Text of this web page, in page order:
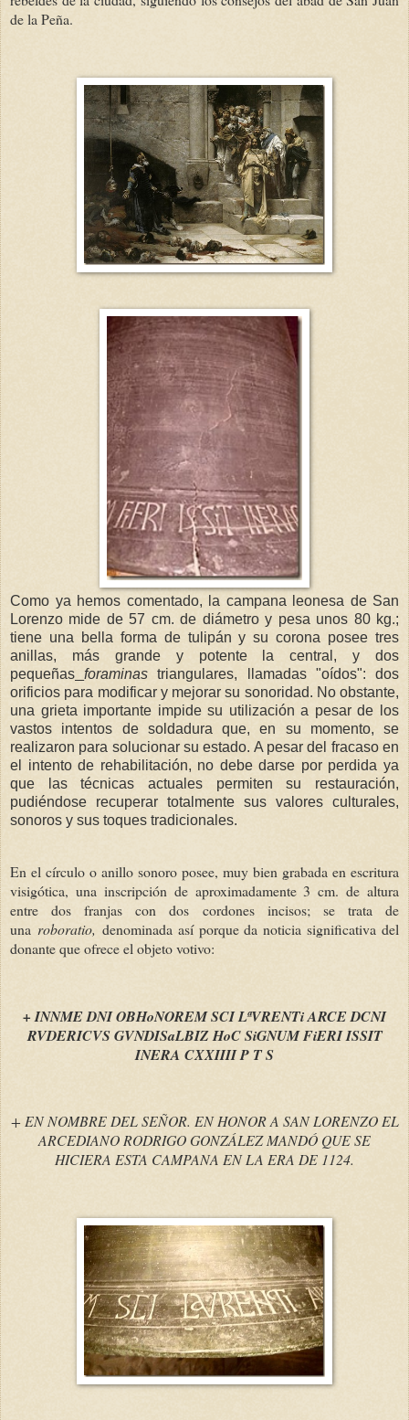
de la Peña.
Como ya hemos comentado, la campana leonesa de San
Lorenzo mide de 57 cm. de diámetro y pesa unos 80 kg.;
tiene una bella forma de tulipán y su corona posee tres
anillas, más grande y potente la central, y dos
pequeñas
foraminastriangulares, llamadas "oídos": dos
orificios para modificar y mejorar su sonoridad. No obstante,
una grieta importante impide su utilización a pesar de los
vastos intentos de soldadura que, en su momento, se
realizaron para solucionar su estado. A pesar del fracaso en
el intento de rehabilitación, no debe darse por perdida ya
que las técnicas actuales permiten su restauración,
pudiéndose recuperar totalmente sus valores culturales,
sonoros y sus toques tradicionales.
En el círculo o anillo sonoro posee, muy bien grabada en escritura
visigótica, una inscripción de aproximadamente 3 cm. de altura
entre dos franjas con dos cordones incisos; se trata de
una roboratio, denominada así porque da noticia significativa del
donante que ofrece el objeto votivo:
+ INNME DNI OBHoNOREM SCI LªVRENTi ARCE DCNI
RVDERICVS GVNDISaLBIZ HoC SiGNUM FiERI ISSIT
INERA CXXIIII P T S
+ EN NOMBRE DEL SEÑOR. EN HONOR A SAN LORENZO EL
ARCEDIANO RODRIGO GONZÁLEZ MANDÓ QUE SE
HICIERA ESTA CAMPANA EN LA ERA DE 1124.